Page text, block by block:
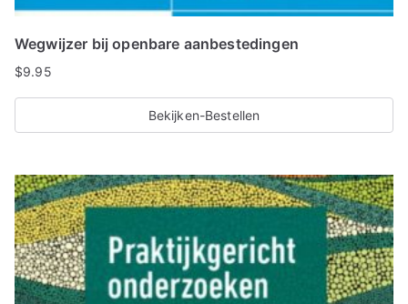
Wegwijzer bij openbare aanbestedingen
$9.95
Bekijken-Bestellen